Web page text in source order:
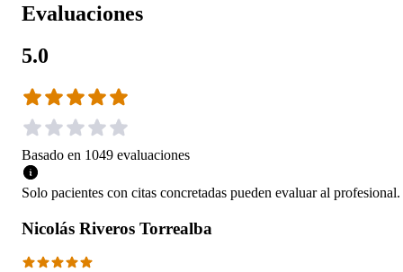
Evaluaciones
5.0
Basado en 1049 evaluaciones
Solo pacientes con citas concretadas pueden evaluar al profesional.
Nicolás Riveros Torrealba